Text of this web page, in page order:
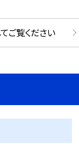
ご覧ください